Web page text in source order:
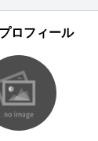
ロフィール